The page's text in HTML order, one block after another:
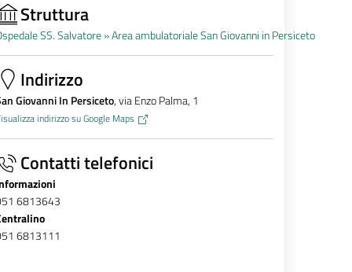
Struttura
SS. Salvatore »Area ambulatoriale San Giovanni in Persiceto
Indirizzo
Giovanni In Persiceto, via Enzo Palma, 1
indirizzo su Google Maps
Contatti telefonici
6813643
6813111